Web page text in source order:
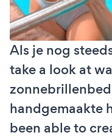
Als je nog
take a look at
handgemaakte
been able to